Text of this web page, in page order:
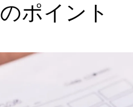
ポイント